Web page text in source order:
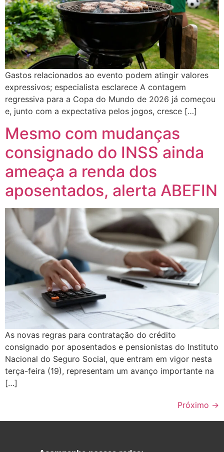
Gastos relacionados ao evento podem atingir valores
expressivos; especialista esclarece A contagem
regressiva para a Copa do Mundo de 2026 já começou
e, junto com a expectativa pelos jogos, cresce […]
Mesmo com mudanças
consignado do INSS ainda
ameaça a renda dos
aposentados, alerta ABEFIN
As novas regras para contratação do crédito
consignado por aposentados e pensionistas do Instituto
Nacional do Seguro Social, que entram em vigor nesta
terça-feira (19), representam um avanço importante na
[…]
Próximo →